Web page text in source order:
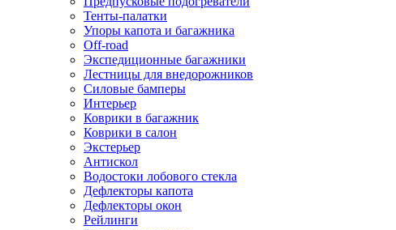
Тенты-палатки
Упоры капота и багажника
Off-road
Экспедиционные багажники
Лестницы для внедорожников
Силовые бамперы
Интерьер
Коврики в багажник
Коврики в салон
Экстерьер
Антискол
Водостоки лобового стекла
Дефлекторы капота
Дефлекторы окон
Рейлинги